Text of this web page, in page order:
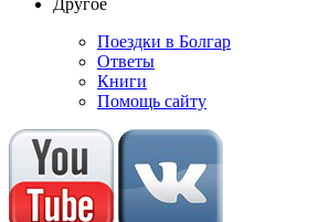
Другое
Поездки в Болгар
Ответы
Книги
Помощь сайту